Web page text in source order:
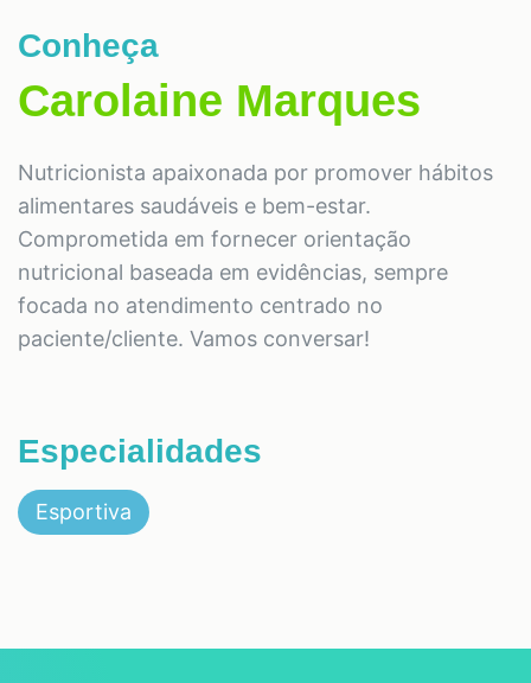
Conheça
Carolaine Marques
Nutricionista apaixonada por promover hábitos
alimentares saudáveis e bem-estar.
Comprometida em fornecer orientação
nutricional baseada em evidências, sempre
focada no atendimento centrado no
paciente/cliente. Vamos conversar!
Especialidades
Esportiva